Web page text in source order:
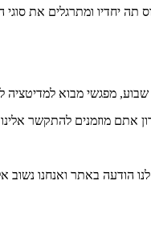
תה יחדיו ומתרגלים את סוגי
שבוע, מפגשי מבוא
אתם מוזמנים להתקשר
הודעה באתר ואנחנו נשוב